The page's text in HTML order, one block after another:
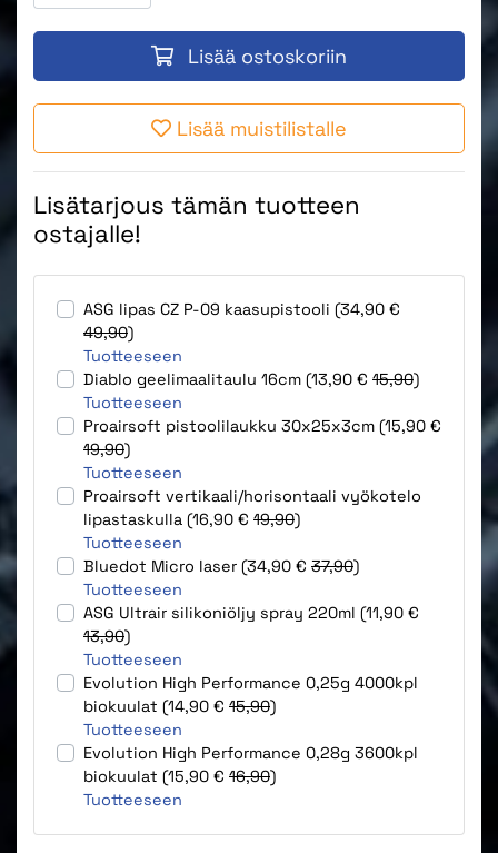
Lisää ostoskoriin
Lisää muistilistalle
Lisätarjous tämän tuotteen
ostajalle!
ASG lipas CZ P-09 kaasupistooli (34,90 €
49,90)
Tuotteeseen
Diablo geelimaalitaulu 16cm (13,90 € 15,90)
Tuotteeseen
Proairsoft pistoolilaukku 30x25x3cm (15,90 €
19,90)
Tuotteeseen
Proairsoft vertikaali/horisontaali vyökotelo
lipastaskulla (16,90 € 19,90)
Tuotteeseen
Bluedot Micro laser (34,90 € 37,90)
Tuotteeseen
ASG Ultrair silikoniöljy spray 220ml (11,90 €
13,90)
Tuotteeseen
Evolution High Performance 0,25g 4000kpl
biokuulat (14,90 € 15,90)
Tuotteeseen
Evolution High Performance 0,28g 3600kpl
biokuulat (15,90 € 16,90)
Tuotteeseen